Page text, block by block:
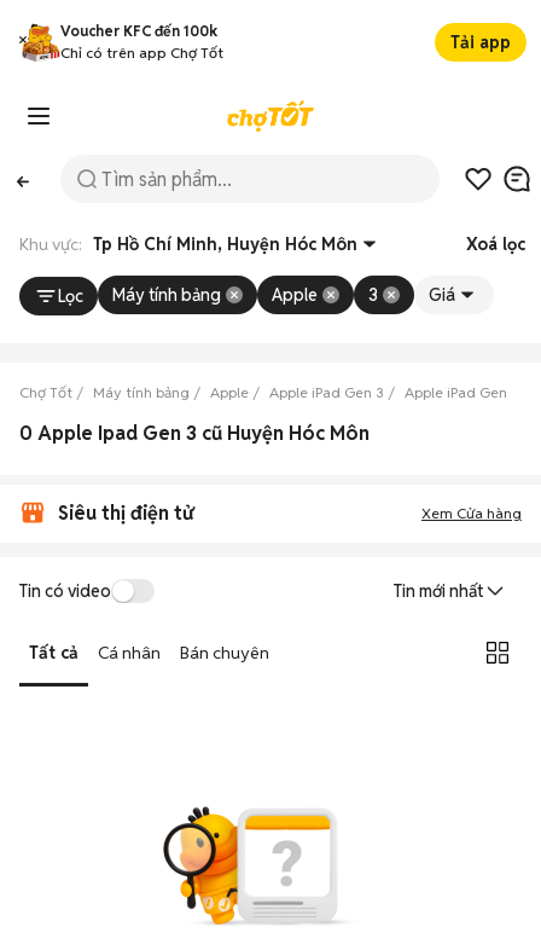
Voucher KFC đến 100k
Chỉ có trên app Chợ Tốt
Tải app
Khu vực: Tp Hồ Chí Minh, Huyện Hóc Môn Xoá lọc
Lọc Máy tính bảng Apple 3 Giá
Chợ Tốt Máy tính bảng Apple Apple iPad Gen 3 Apple iPad Gen 3
0 Apple Ipad Gen 3 cũ Huyện Hóc Môn
Siêu thị điện tử Xem Cửa hàng
Tin có video Tin mới nhất
Tất cả Cá nhân Bán chuyên